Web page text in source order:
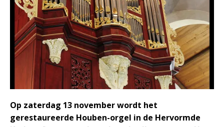
Op zaterdag 13 november wordt het
gerestaureerde Houben-orgel in de Hervormde